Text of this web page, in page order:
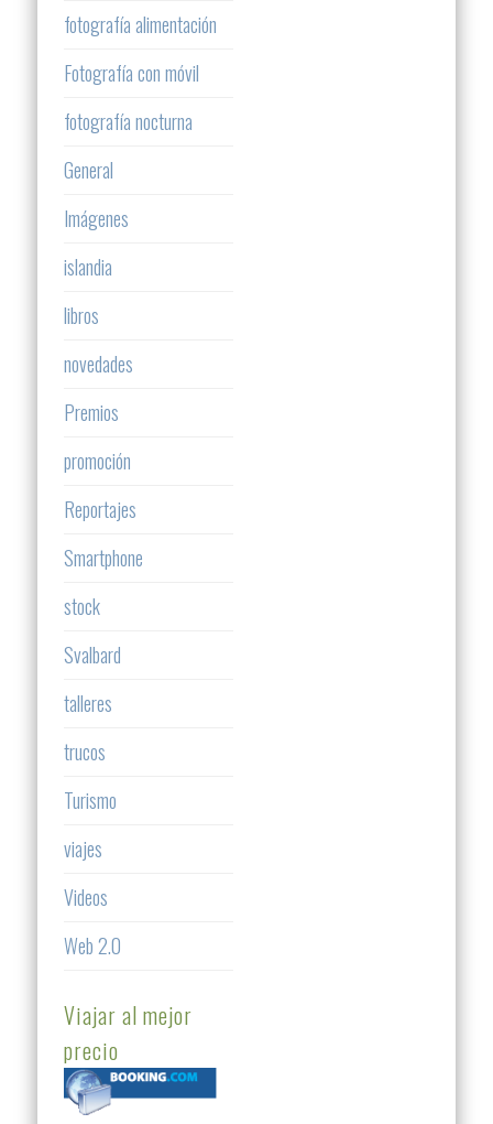
fotografía alimentación
Fotografía con móvil
fotografía nocturna
General
Imágenes
islandia
libros
novedades
Premios
promoción
Reportajes
Smartphone
stock
Svalbard
talleres
trucos
Turismo
viajes
Videos
Web 2.0
Viajar al mejor
precio